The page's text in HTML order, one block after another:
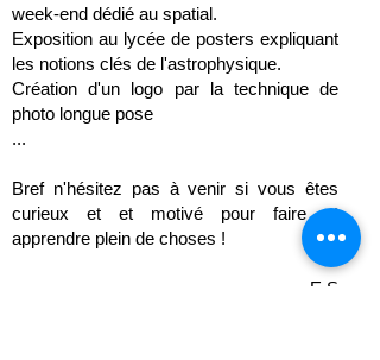
week-end dédié au spatial.
Exposition au lycée de posters expliquant
les notions clés de l'astrophysique.
Création d'un logo par la technique de
photo longue pose
...
Bref n'hésitez pas à venir si vous êtes
curieux et et motivé pour faire et
apprendre plein de choses !
E.S